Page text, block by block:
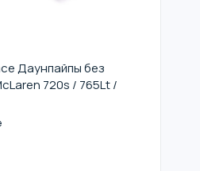
Даунпайпы без
720s / 765Lt /